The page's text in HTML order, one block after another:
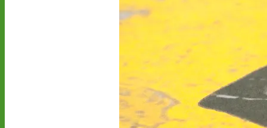
Castor stoppen!
@castorstoppen.bsky.social
⋅
Gegen 23.20 Uhr ist der
12. Castortransport im
Kreuz Holz abgebogen
Richtung Neuss auf die
A46 - castor-
stoppen.de/ticker/#route
#atommüll #castor